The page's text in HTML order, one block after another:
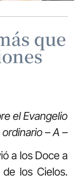
que
el Evangelio
– A –
a los Doce a
los Cielos.